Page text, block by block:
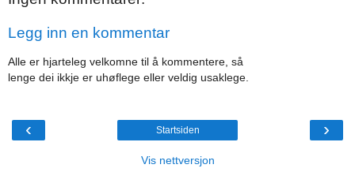
Legg inn en kommentar
Alle er hjarteleg velkomne til å kommentere, så
lenge dei ikkje er uhøflege eller veldig usaklege.
‹ ›
Startsiden
Vis nettversjon